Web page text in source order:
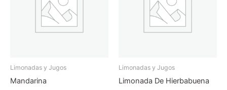
Limonadas y Jugos
Mandarina
Limonadas y Jugos
Limonada De Hierbabuena